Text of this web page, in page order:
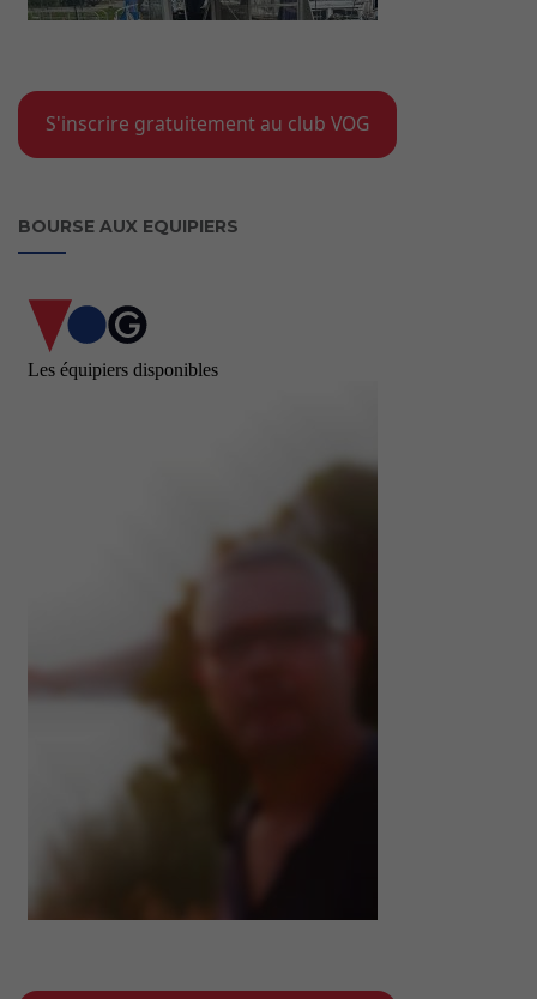
S'inscrire gratuitement au club VOG
BOURSE AUX EQUIPIERS